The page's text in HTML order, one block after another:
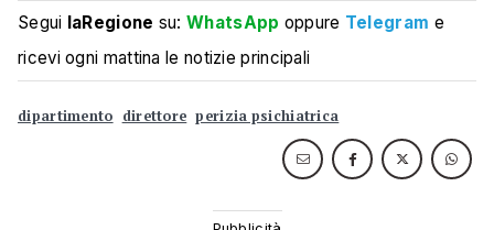
Segui laRegione su:WhatsApp oppure Telegram e
ricevi ogni mattina le notizie principali
dipartimento direttore perizia psichiatrica